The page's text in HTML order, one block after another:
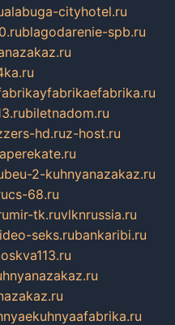
alabuga-cityhotel.ru
blagodarenie-spb.ru
biletnadom.ru
hd.ruz-host.ru
2-kuhnyanazakaz.ru
cs-68.ru
mir-tk.ruvlknrussia.ru
seks.rubankaribi.ru